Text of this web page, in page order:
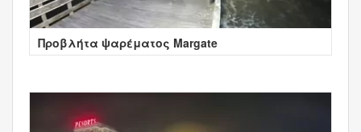
Προβλήτα ψαρέματος Margate